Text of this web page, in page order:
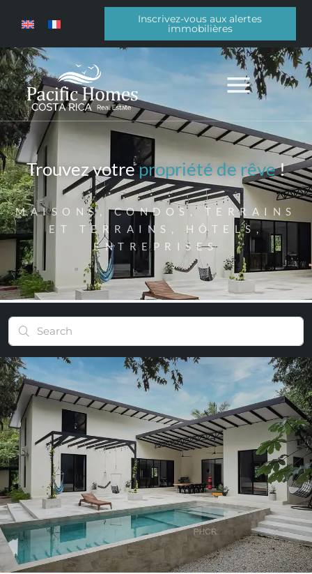
Inscrivez-vous aux alertes
immobilières
Trouvez votrepropriété de rêve!
MAISONS, CONDOS, TERRAINS
ET TERRAINS, HÔTELS,
ENTREPRISES